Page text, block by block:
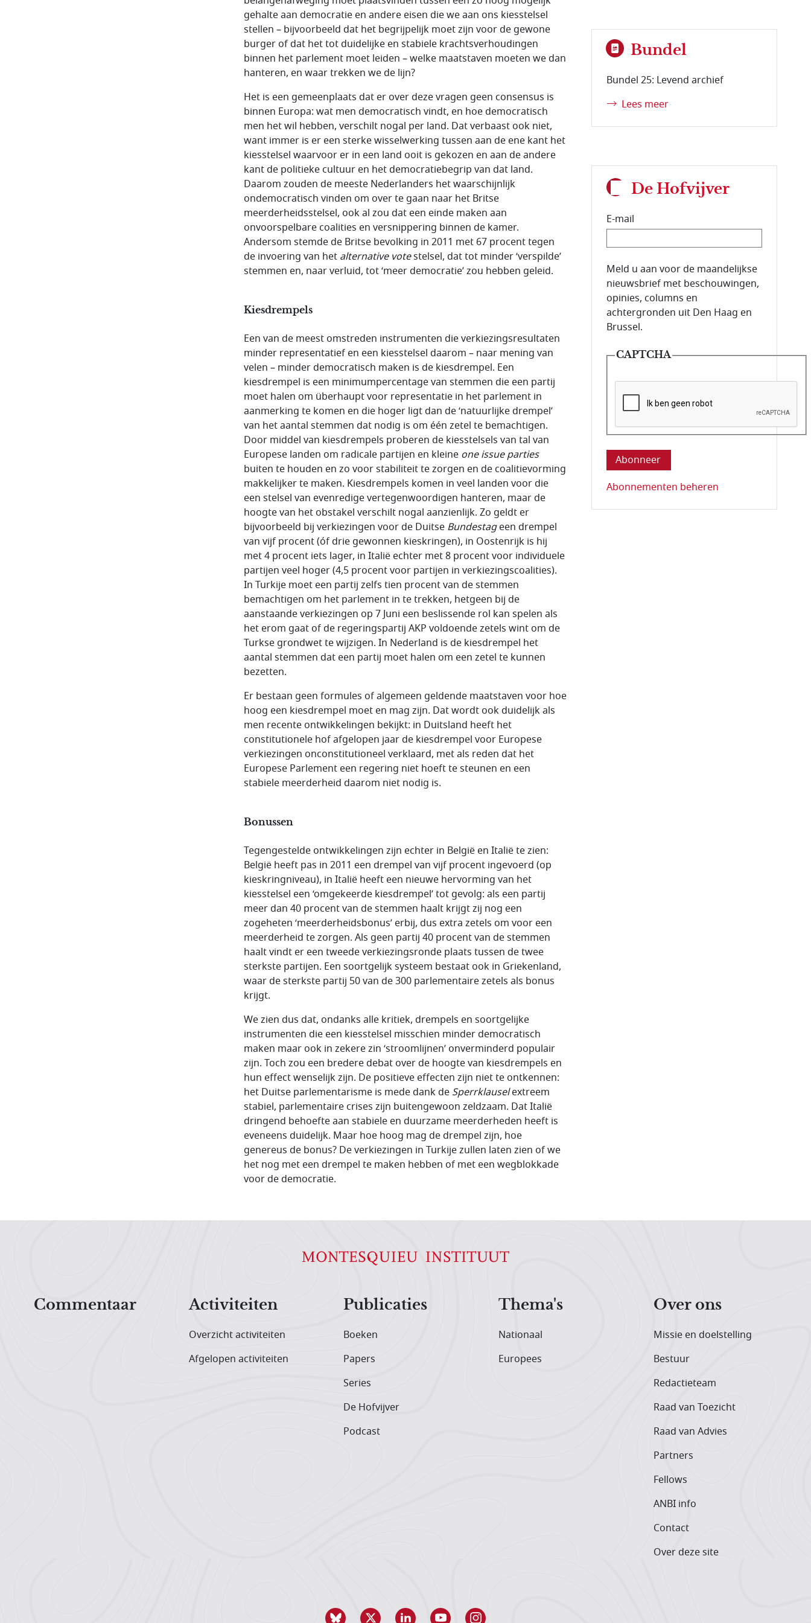
gehalte aan democratie en andere eisen die we aan ons kiesstelsel
stellen – bijvoorbeeld dat het begrijpelijk moet zijn voor de gewone
burger of dat het tot duidelijke en stabiele krachtsverhoudingen
binnen het parlement moet leiden – welke maatstaven moeten we dan
hanteren, en waar trekken we de lijn?
Het is een gemeenplaats dat er over deze vragen geen consensus is
binnen Europa: wat men democratisch vindt, en hoe democratisch
men het wil hebben, verschilt nogal per land. Dat verbaast ook niet,
want immer is er een sterke wisselwerking tussen aan de ene kant het
kiesstelsel waarvoor er in een land ooit is gekozen en aan de andere
kant de politieke cultuur en het democratiebegrip van dat land.
Daarom zouden de meeste Nederlanders het waarschijnlijk
ondemocratisch vinden om over te gaan naar het Britse
meerderheidsstelsel, ook al zou dat een einde maken aan
onvoorspelbare coalities en versnippering binnen de kamer.
Andersom stemde de Britse bevolking in 2011 met 67 procent tegen
de invoering van het alternative votestelsel, dat tot minder ‘verspilde’
stemmen en, naar verluid, tot ‘meer democratie’ zou hebben geleid.
Kiesdrempels
Een van de meest omstreden instrumenten die verkiezingsresultaten
minder representatief en een kiesstelsel daarom – naar mening van
velen – minder democratisch maken is de kiesdrempel. Een
kiesdrempel is een minimumpercentage van stemmen die een partij
moet halen om überhaupt voor representatie in het parlement in
aanmerking te komen en die hoger ligt dan de ‘natuurlijke drempel’
van het aantal stemmen dat nodig is om één zetel te bemachtigen.
Door middel van kiesdrempels proberen de kiesstelsels van tal van
Europese landen om radicale partijen en kleine one issue parties
buiten te houden en zo voor stabiliteit te zorgen en de coalitievorming
makkelijker te maken. Kiesdrempels komen in veel landen voor die
een stelsel van evenredige vertegenwoordigen hanteren, maar de
hoogte van het obstakel verschilt nogal aanzienlijk. Zo geldt er
bijvoorbeeld bij verkiezingen voor de Duitse Bundestageen drempel
van vijf procent (óf drie gewonnen kieskringen), in Oostenrijk is hij
met 4 procent iets lager, in Italië echter met 8 procent voor individuele
partijen veel hoger (4,5 procent voor partijen in verkiezingscoalities).
In Turkije moet een partij zelfs tien procent van de stemmen
bemachtigen om het parlement in te trekken, hetgeen bij de
aanstaande verkiezingen op 7 Juni een beslissende rol kan spelen als
het erom gaat of de regeringspartij AKP voldoende zetels wint om de
Turkse grondwet te wijzigen. In Nederland is de kiesdrempel het
aantal stemmen dat een partij moet halen om een zetel te kunnen
bezetten.
Er bestaan geen formules of algemeen geldende maatstaven voor hoe
hoog een kiesdrempel moet en mag zijn. Dat wordt ook duidelijk als
men recente ontwikkelingen bekijkt: in Duitsland heeft het
constitutionele hof afgelopen jaar de kiesdrempel voor Europese
verkiezingen onconstitutioneel verklaard, met als reden dat het
Europese Parlement een regering niet hoeft te steunen en een
stabiele meerderheid daarom niet nodig is.
Bonussen
Tegengestelde ontwikkelingen zijn echter in België en Italië te zien:
België heeft pas in 2011 een drempel van vijf procent ingevoerd (op
kieskringniveau), in Italië heeft een nieuwe hervorming van het
kiesstelsel een ‘omgekeerde kiesdrempel’ tot gevolg: als een partij
meer dan 40 procent van de stemmen haalt krijgt zij nog een
zogeheten ‘meerderheidsbonus’ erbij, dus extra zetels om voor een
meerderheid te zorgen. Als geen partij 40 procent van de stemmen
haalt vindt er een tweede verkiezingsronde plaats tussen de twee
sterkste partijen. Een soortgelijk systeem bestaat ook in Griekenland,
waar de sterkste partij 50 van de 300 parlementaire zetels als bonus
krijgt.
We zien dus dat, ondanks alle kritiek, drempels en soortgelijke
instrumenten die een kiesstelsel misschien minder democratisch
maken maar ook in zekere zin ‘stroomlijnen’ onverminderd populair
zijn. Toch zou een bredere debat over de hoogte van kiesdrempels en
hun effect wenselijk zijn. De positieve effecten zijn niet te ontkennen:
het Duitse parlementarisme is mede dank de Sperrklauselextreem
stabiel, parlementaire crises zijn buitengewoon zeldzaam. Dat Italië
dringend behoefte aan stabiele en duurzame meerderheden heeft is
eveneens duidelijk. Maar hoe hoog mag de drempel zijn, hoe
genereus de bonus? De verkiezingen in Turkije zullen laten zien of we
het nog met een drempel te maken hebben of met een wegblokkade
voor de democratie.
Bundel
Bundel 25: Levend archief
Lees meer
De Hofvijver
E-mail
E-mailadres van de abonnee.
Meld u aan voor de maandelijkse
nieuwsbrief met beschouwingen,
opinies, columns en
achtergronden uit Den Haag en
Brussel.
CAPTCHA
Deze vraag is om te controleren dat u
Abonnementen beheren
Commentaar
Activiteiten
Overzicht activiteiten
Afgelopen activiteiten
Publicaties
Boeken
Papers
Series
De Hofvijver
Podcast
Thema's
Nationaal
Europees
Over ons
Missie en doelstelling
Bestuur
Redactieteam
Raad van Toezicht
Raad van Advies
Partners
Fellows
ANBI info
Contact
Over deze site